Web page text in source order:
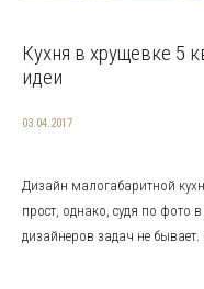
Кухня в хрущевке 5
идеи
03.04.2017
Дизайн малогабаритной
прост, однако, судя по фото
дизайнеров задач не